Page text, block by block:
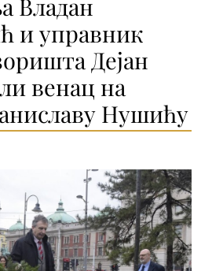
Владан
и управник
Дејан
венац на
Нушићу